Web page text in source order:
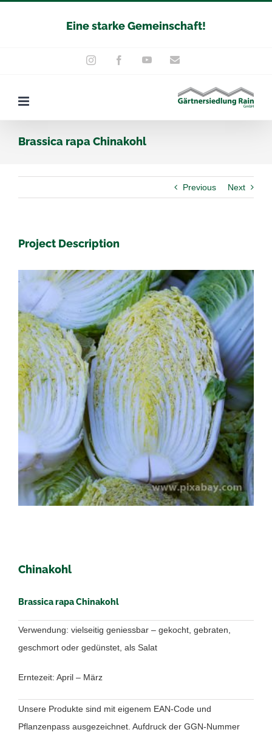
Eine starke Gemeinschaft!
InstagramFacebookYouTubeE-
Brassica rapa Chinakohl
Previous Next
Project Description
Chinakohl
Brassica rapa Chinakohl
Verwendung: vielseitig geniessbar – gekocht, gebraten,
geschmort oder gedünstet, als Salat
Erntezeit: April – März
Unsere Produkte sind mit eigenem EAN-Code und
Pflanzenpass ausgezeichnet. Aufdruck der GGN-Nummer